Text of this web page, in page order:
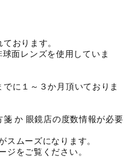
おります。
面レンズを使用していま
に１～３か月頂いておりま
か 眼鏡店の度数情報が必要
ムーズになります。
をご覧ください。